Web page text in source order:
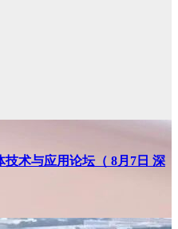
技术与应用论坛（ 8月7日 深